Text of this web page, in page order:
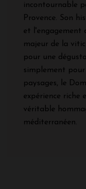
incontournable
Provence. Son
et l'engagement
majeur de la
pour une
simplement
paysages, le
expérience riche
véritable
méditerranéen.